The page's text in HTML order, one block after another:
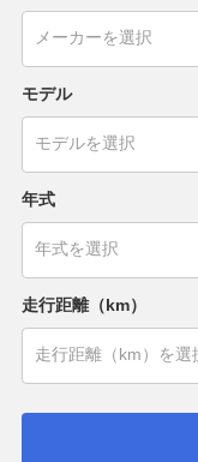
モデル
年式
走行距離（km）